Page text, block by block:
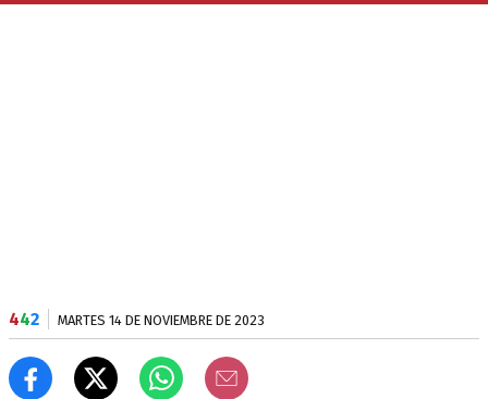
442 MARTES 14 DE NOVIEMBRE DE 2023